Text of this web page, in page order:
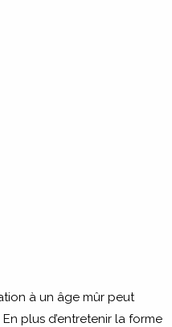
à un âge mûr peut
plus d’entretenir la forme